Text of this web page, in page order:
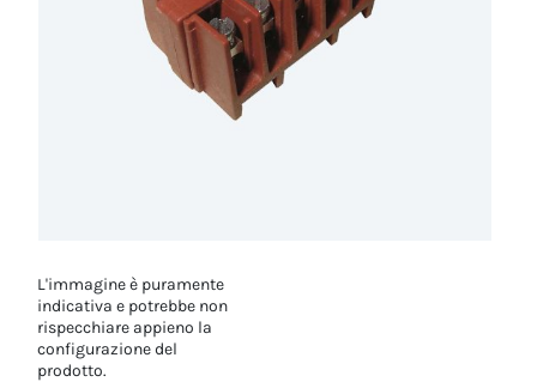
L'immagine è puramente
indicativa e potrebbe non
rispecchiare appieno la
configurazione del
prodotto.